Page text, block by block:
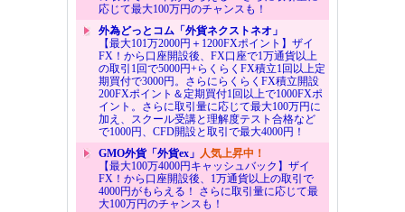
応じて最大100万円のチャンスも！
外為どっとコム「外貨ネクストネオ」
【最大101万2000円＋1200FXポイント】ザイ
FX！から口座開設後、FX口座で1万通貨以上
の取引1回で5000円+らくらくFX積立1回以上定
期買付で3000円。さらにらくらくFX積立開設
200FXポイント＆定期買付1回以上で1000FXポ
イント。さらに取引量に応じて最大100万円に
加え、スクール受講と理解度テスト合格など
で1000円、CFD開設と取引で最大4000円！
GMO外貨「外貨ex」 人気上昇中！
【最大100万4000円キャッシュバック】ザイ
FX！から口座開設後、1万通貨以上の取引で
4000円がもらえる！ さらに取引量に応じて最
大100万円のチャンスも！